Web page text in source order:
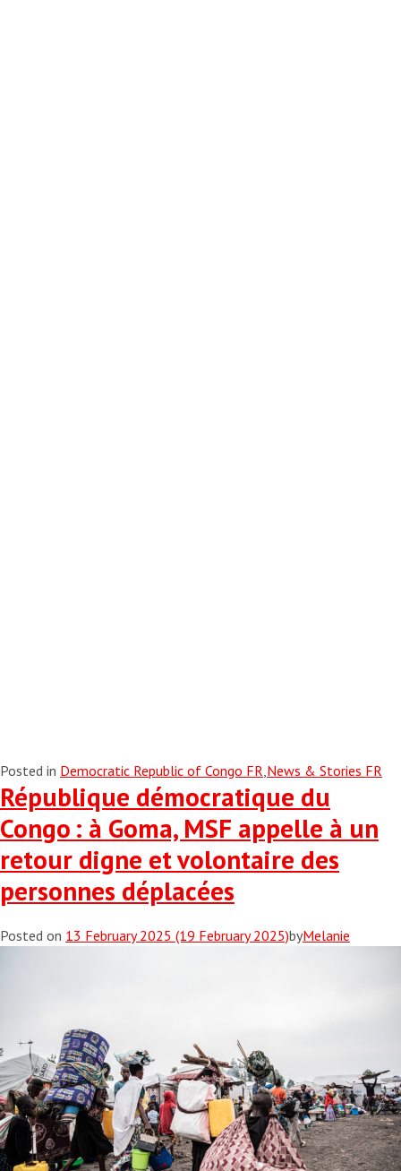
Posted in Democratic Republic of Congo FR News & Stories FR
République démocratique du
Congo : à Goma, MSF appelle à un
retour digne et volontaire des
personnes déplacées
Posted on 13 February 2025 (19 February 2025)byMelanie